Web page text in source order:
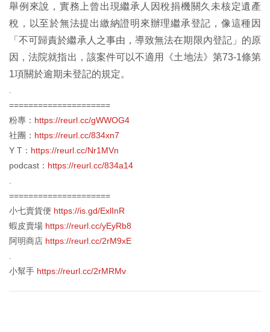
舉例來說，實務上曾出現繼承人因稅捐機關久未核定遺產
稅，以至於無法提出繳納證明來辦理繼承登記，像這種因
「不可歸責於繼承人之事由，導致無法在期限內登記」的原
因，法院就指出，該案件可以不適用《土地法》第73-1條第
1項關於逾期未登記的規定。
=====================
粉專： https://reurl.cc/gWWOG4
社團： https://reurl.cc/834xn7
Y T： https://reurl.cc/Nr1MVn
podcast： https://reurl.cc/834a14
=====================
小七賣貨便 https://is.gd/ExlInR
蝦皮賣場 https://reurl.cc/yEyRb8
阿明商店 https://reurl.cc/2rM9xE
小幫手 https://reurl.cc/2rMRMv